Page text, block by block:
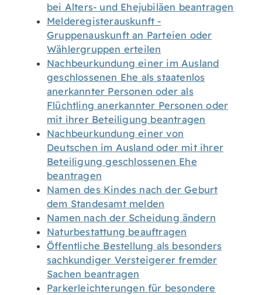
bei Alters- und Ehejubiläen beantragen
Melderegisterauskunft -
Gruppenauskunft an Parteien oder
Wählergruppen erteilen
Nachbeurkundung einer im Ausland
geschlossenen Ehe als staatenlos
anerkannter Personen oder als
Flüchtling anerkannter Personen oder
mit ihrer Beteiligung beantragen
Nachbeurkundung einer von
Deutschen im Ausland oder mit ihrer
Beteiligung geschlossenen Ehe
beantragen
Namen des Kindes nach der Geburt
dem Standesamt melden
Namen nach der Scheidung ändern
Naturbestattung beauftragen
Öffentliche Bestellung als besonders
sachkundiger Versteigerer fremder
Sachen beantragen
Parkerleichterungen für besondere